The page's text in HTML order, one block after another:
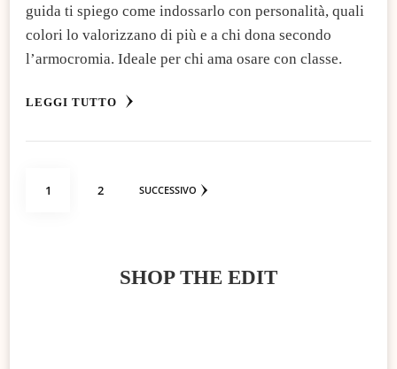
guida ti spiego come indossarlo con personalità, quali
colori lo valorizzano di più e a chi dona secondo
l’armocromia. Ideale per chi ama osare con classe.
LEGGI TUTTO
Paginazione
PAGINA
1 PAGINA
2 SUCCESSIVO
SHOP THE EDIT